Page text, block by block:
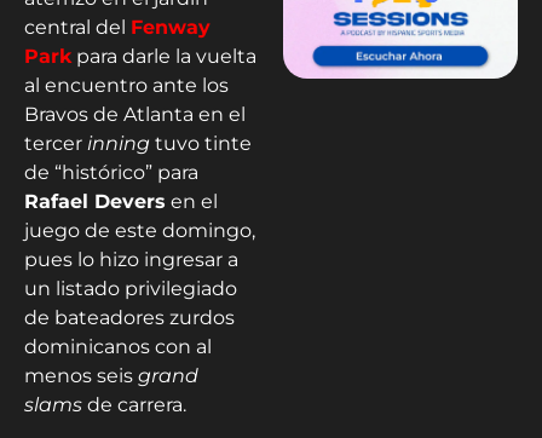
central del Fenway
Parkpara darle la vuelta
al encuentro ante los
Bravos de Atlanta en el
tercer inning tuvo tinte
de “histórico” para
Rafael Devers en el
juego de este domingo,
pues lo hizo ingresar a
un listado privilegiado
de bateadores zurdos
dominicanos con al
menos seis grand
slams de carrera.